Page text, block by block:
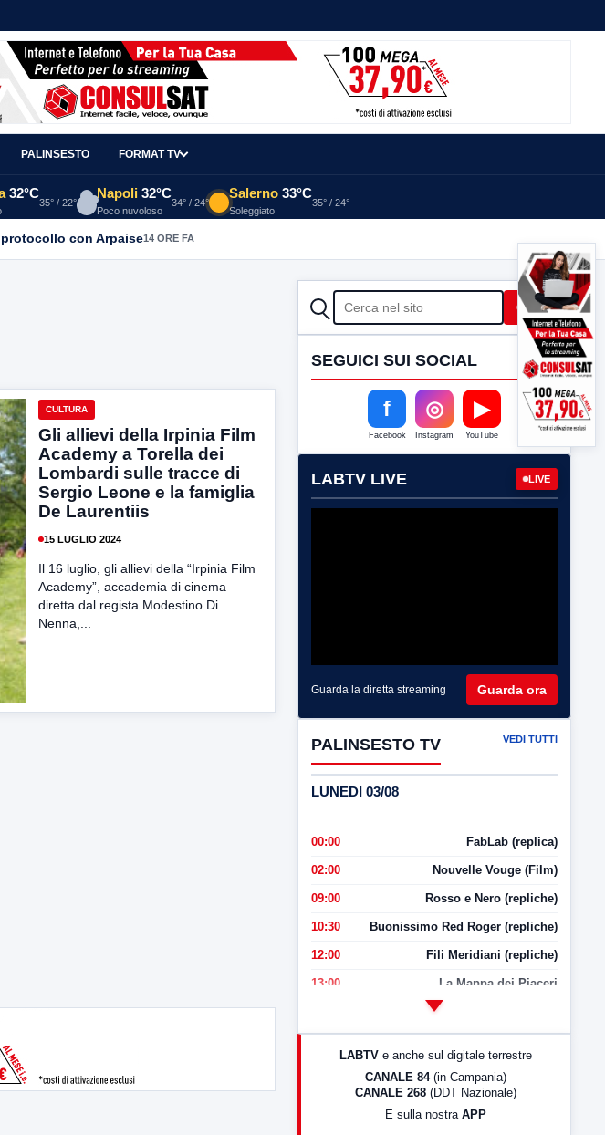
PALINSESTO FORMAT TV
32°C
35° / 22°
Napoli 32°C
Poco nuvoloso
34° / 24°
Salerno 33°C
Soleggiato
35° / 24°
con Arpaise14 ORE FA
CULTURA
Gli allievi della Irpinia Film
Academy a Torella dei
Lombardi sulle tracce di
Sergio Leone e la famiglia
De Laurentiis
15 LUGLIO 2024
Il 16 luglio, gli allievi della “Irpinia Film
Academy”, accademia di cinema
diretta dal regista Modestino Di
Nenna,...
CERCA Cerca
SEGUICI SUI SOCIAL
f
Facebook
◎
Instagram
▶
YouTube
LABTV LIVE LIVE
Guarda la diretta streaming Guarda ora
PALINSESTO TV VEDI TUTTI
LUNEDI 03/08
00:00 FabLab (replica)
02:00 Nouvelle Vouge (Film)
09:00 Rosso e Nero (repliche)
10:30 Buonissimo Red Roger (repliche)
12:00 Fili Meridiani (repliche)
13:00 La Mappa dei Piaceri
LabNews (Diretta)
LABTV e anche sul digitale terrestre
CANALE 84 (in Campania)
CANALE 268 (DDT Nazionale)
E sulla nostra APP